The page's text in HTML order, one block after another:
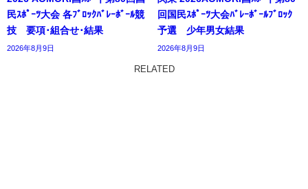
民ｽﾎﾟｰﾂ大会 各ﾌﾞﾛｯｸﾊﾞﾚｰﾎﾞｰﾙ競
技 要項･組合せ･結果
2026年8月9日
回国民ｽﾎﾟｰﾂ大会ﾊﾞﾚｰﾎﾞｰﾙﾌﾞﾛｯｸ
予選 少年男女結果
2026年8月9日
RELATED